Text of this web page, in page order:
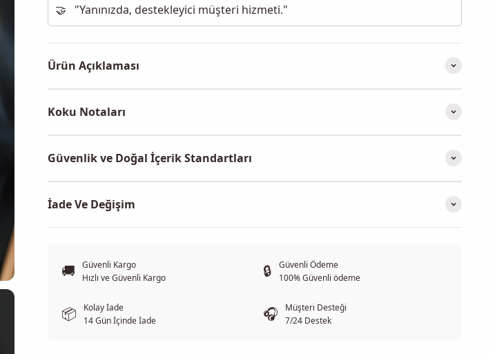
🤝 "Yanınızda, destekleyici müşteri hizmeti."
Ürün Açıklaması
Koku Notaları
Güvenlik ve Doğal İçerik Standartları
İade Ve Değişim
🚚
Güvenli Kargo
Hızlı ve Güvenli Kargo
🔒
Güvenli Ödeme
100% Güvenli ödeme
📦
Kolay İade
14 Gün İçinde İade
🎧
Müşteri Desteği
7/24 Destek